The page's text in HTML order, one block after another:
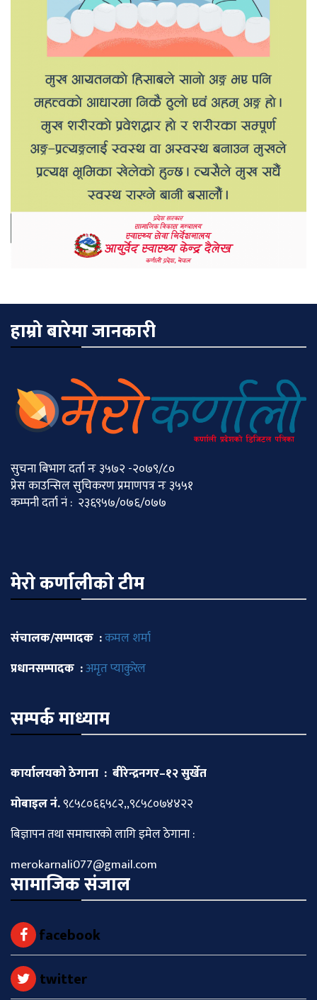
हाम्रो बारेमा जानकारी
सुचना बिभाग दर्ता नः ३५७२ -२०७९/८०
प्रेस काउन्सिल सुचिकरण प्रमाणपत्र नः ३५५१
कम्पनी दर्ता नं : २३६९५७/०७६/०७७
मेराे कर्णालीकाे टीम
संचालक/सम्पादक :कमल शर्मा
प्रधानसम्पादक :अमृत प्याकुरेल
सम्पर्क माध्याम
कार्यालयको ठेगाना : बीरेन्द्रनगर–१२ सुर्खेत
माेबाइल नं.९८५८०६६५८२,,९८५८०७४४२२
बिज्ञापन तथा समाचारकाे लागि इमेल ठेगाना :
merokarnali077@gmail.com
सामाजिक संजाल
facebook
twitter